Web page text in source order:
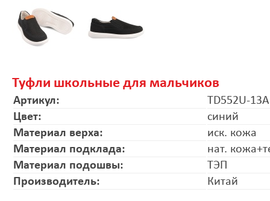
Туфли школьные для мальчиков
Артикул:
TD552U-13A
Цвет:
синий
Материал верха:
иск. кожа
Материал подклада:
нат.
Материал подошвы:
ТЭП
Производитель:
Китай